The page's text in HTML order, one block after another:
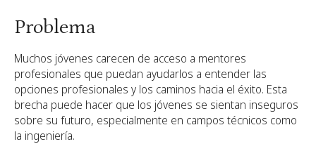
Problema
Muchos jóvenes carecen de acceso a mentores
profesionales que puedan ayudarlos a entender las
opciones profesionales y los caminos hacia el éxito. Esta
brecha puede hacer que los jóvenes se sientan inseguros
sobre su futuro, especialmente en campos técnicos como
la ingeniería.